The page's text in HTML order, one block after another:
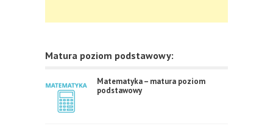
Matura poziom podstawowy:
Matematyka – matura poziom
podstawowy